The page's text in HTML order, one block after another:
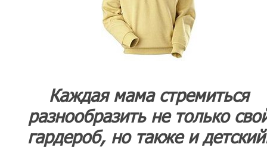
Каждая мама стремиться
разнообразить не только
гардероб, но также и